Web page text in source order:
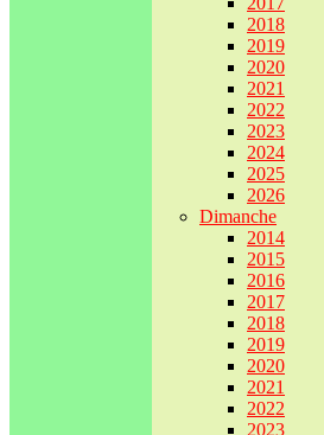
2018
2019
2020
2021
2022
2023
2024
2025
2026
Dimanche
2014
2015
2016
2017
2018
2019
2020
2021
2022
2023